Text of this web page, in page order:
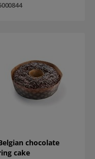
chocolate
cake